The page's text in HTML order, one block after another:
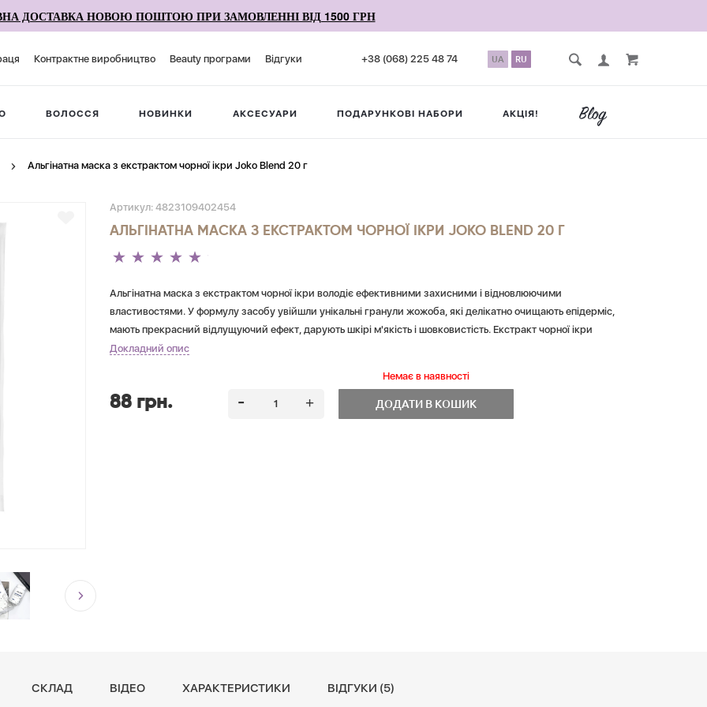
ДОСТАВКА НОВОЮ ПОШТОЮ ПРИ ЗАМОВЛЕННІ ВІД 1500 ГРН
+38 (068) 225 48 74 UA RU
Контрактне виробництво Beauty програми Відгуки
ВОЛОССЯ НОВИНКИ АКСЕСУАРИ ПОДАРУНКОВІ НАБОРИ АКЦІЯ!
Альгінатна маска з екстрактом чорної ікри Joko Blend 20 г
Артикул: 4823109402454
АЛЬГІНАТНА МАСКА З ЕКСТРАКТОМ ЧОРНОЇ ІКРИ JOKO BLEND 20 Г
Альгінатна маска з екстрактом чорної ікри володіє ефективними захисними і відновлюючими
властивостями. У формулу засобу увійшли унікальні гранули жожоба, які делікатно очищають епідерміс,
мають прекрасний відлущуючий ефект, дарують шкірі м'якість і шовковистість. Екстракт чорної ікри
пом'якшує і заспокоює шкіру, має регенеруючі і захисні властивості.
Докладний опис
88 грн.
Немає в наявностi
ДОДАТИ В КОШИК
СКЛАД ВІДЕО ХАРАКТЕРИСТИКИ ВІДГУКИ (5)